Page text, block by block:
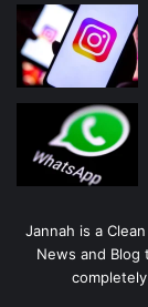
Jannah is a
News and